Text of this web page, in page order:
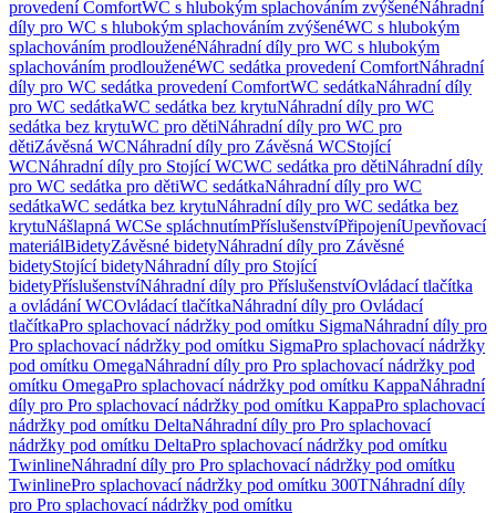
provedení ComfortWC s hlubokým splachováním zvýšenéNáhradní
díly pro WC s hlubokým splachováním zvýšenéWC s hlubokým
splachováním prodlouženéNáhradní díly pro WC s hlubokým
splachováním prodlouženéWC sedátka provedení ComfortNáhradní
díly pro WC sedátka provedení ComfortWC sedátkaNáhradní díly
pro WC sedátkaWC sedátka bez krytuNáhradní díly pro WC
sedátka bez krytuWC pro dětiNáhradní díly pro WC pro
dětiZávěsná WCNáhradní díly pro Závěsná WCStojící
WCNáhradní díly pro Stojící WCWC sedátka pro dětiNáhradní díly
pro WC sedátka pro dětiWC sedátkaNáhradní díly pro WC
sedátkaWC sedátka bez krytuNáhradní díly pro WC sedátka bez
krytuNášlapná WCSe spláchnutímPříslušenstvíPřipojeníUpevňovací
materiálBidetyZávěsné bidetyNáhradní díly pro Závěsné
bidetyStojící bidetyNáhradní díly pro Stojící
bidetyPříslušenstvíNáhradní díly pro PříslušenstvíOvládací tlačítka
a ovládání WCOvládací tlačítkaNáhradní díly pro Ovládací
tlačítkaPro splachovací nádržky pod omítku SigmaNáhradní díly pro
Pro splachovací nádržky pod omítku SigmaPro splachovací nádržky
pod omítku OmegaNáhradní díly pro Pro splachovací nádržky pod
omítku OmegaPro splachovací nádržky pod omítku KappaNáhradní
díly pro Pro splachovací nádržky pod omítku KappaPro splachovací
nádržky pod omítku DeltaNáhradní díly pro Pro splachovací
nádržky pod omítku DeltaPro splachovací nádržky pod omítku
TwinlineNáhradní díly pro Pro splachovací nádržky pod omítku
TwinlinePro splachovací nádržky pod omítku 300TNáhradní díly
pro Pro splachovací nádržky pod omítku